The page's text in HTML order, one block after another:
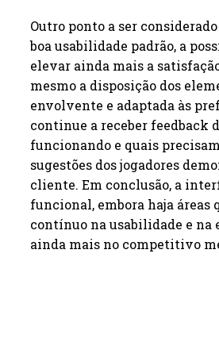
Outro ponto a ser
boa usabilidade padrão, a
elevar ainda mais a
mesmo a disposição dos
envolvente e adaptada às
continue a receber feedback
funcionando e quais
sugestões dos jogadores
cliente. Em conclusão, a
funcional, embora haja áreas
contínuo na usabilidade e na
ainda mais no competitivo